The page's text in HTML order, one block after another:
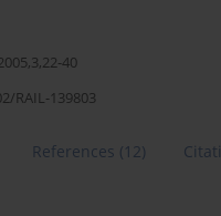
40
RAIL-139803
References (12)